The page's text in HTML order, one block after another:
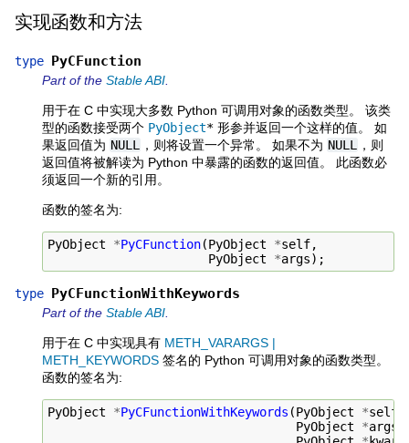
实现函数和方法
type PyCFunction
Part of the Stable ABI
用于在 C 中实现大多数 Python 可调用对象的函数类型。 该类
型的函数接受两个 PyObject* 形参并返回一个这样的值。 如
果返回值为 NULL ，则将设置一个异常。 如果不为 NULL
，则
返回值将被解读为 Python 中暴露的函数的返回值。 此函数必
须返回一个新的引用。
函数的签名为:
PyObject *PyCFunction(PyObject *self,
PyObject
*args);
type PyCFunctionWithKeywords
Part of the Stable ABI
用于在 C 中实现具有 METH_VARARGS |
METH_KEYWORDS 签名的 Python 可调用对象的函数类型。
函数的签名为:
PyObject *PyCFunctionWithKeywords (PyObject *self
PyObject
*args